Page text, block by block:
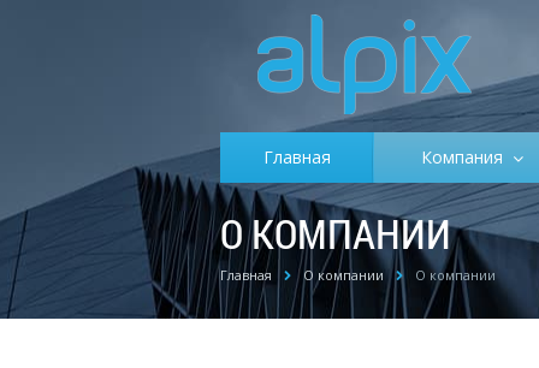
Главная Компания
О КОМПАНИИ
Главная О компании О компании